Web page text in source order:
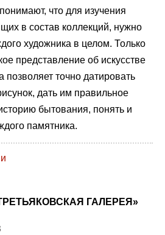
что для изучения
в состав коллекций, нужно
художника в целом. Только
представление об искусстве
позволяет точно датировать
дать им правильное
бытования, понять и
памятника.
ГАЛЕРЕЯ»